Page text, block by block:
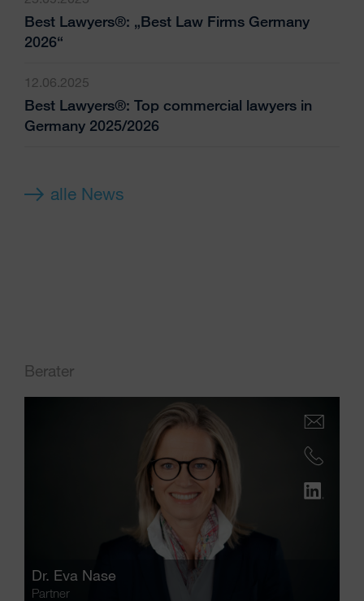
Best Lawyers®: „Best Law Firms Germany
2026“
12.06.2025
Best Lawyers®: Top commercial lawyers in
Germany 2025/2026
alle News
Berater
Dr. Eva Nase
Partner